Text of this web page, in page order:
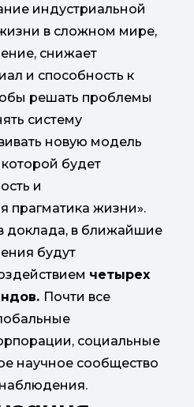
индустриальной
в сложном мире,
снижает
и способность к
решать проблемы
систему
новую модель
будет
и
прагматика жизни».
доклада, в ближайшие
будут
четырех
Почти все
социальные
научное сообщество